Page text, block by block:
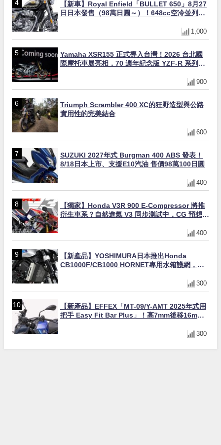
【新車】Royal Enfield「BULLET 650」8月27
日日本發售（98萬日圓～）！648cc空冷並列雙
1,000
Yamaha XSR155 正式導入台灣！2026 台北國
際摩托車展亮相，70 週年紀念版 YZF-R 系列限
900
Triumph Scrambler 400 XC的狂野造型與公路
實用性的完美結合
600
SUZUKI 2027年式 Burgman 400 ABS 發表！
8/18日本上市、支援E10汽油 售價98萬100日圓
400
【獨家】Honda V3R 900 E-Compressor 將推
衍生車系？自然進氣 V3 同步測試中，CG 預想曝
400
【新產品】YOSHIMURA日本推出Honda
CB1000F/CB1000 HORNET專用水箱護網，六
300
【新產品】EFFEX「MT-09/Y-AMT 2025年式用
把手 Easy Fit Bar Plus」！高7mm後移16mm
300